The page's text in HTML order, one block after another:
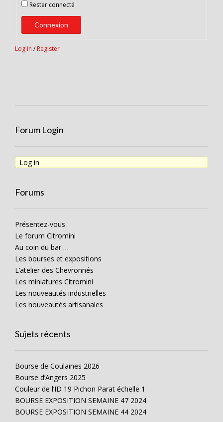
Rester connecté
Connexion
Log in / Register
Forum Login
Log in
Forums
Présentez-vous
Le forum Citromini
Au coin du bar …
Les bourses et expositions
L’atelier des Chevronnés
Les miniatures Citromini
Les nouveautés industrielles
Les nouveautés artisanales
Sujets récents
Bourse de Coulaines 2026
Bourse d’Angers 2025
Couleur de l’ID 19 Pichon Parat échelle 1
BOURSE EXPOSITION SEMAINE 47 2024
BOURSE EXPOSITION SEMAINE 44 2024